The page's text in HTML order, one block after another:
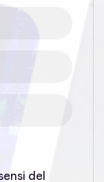
del